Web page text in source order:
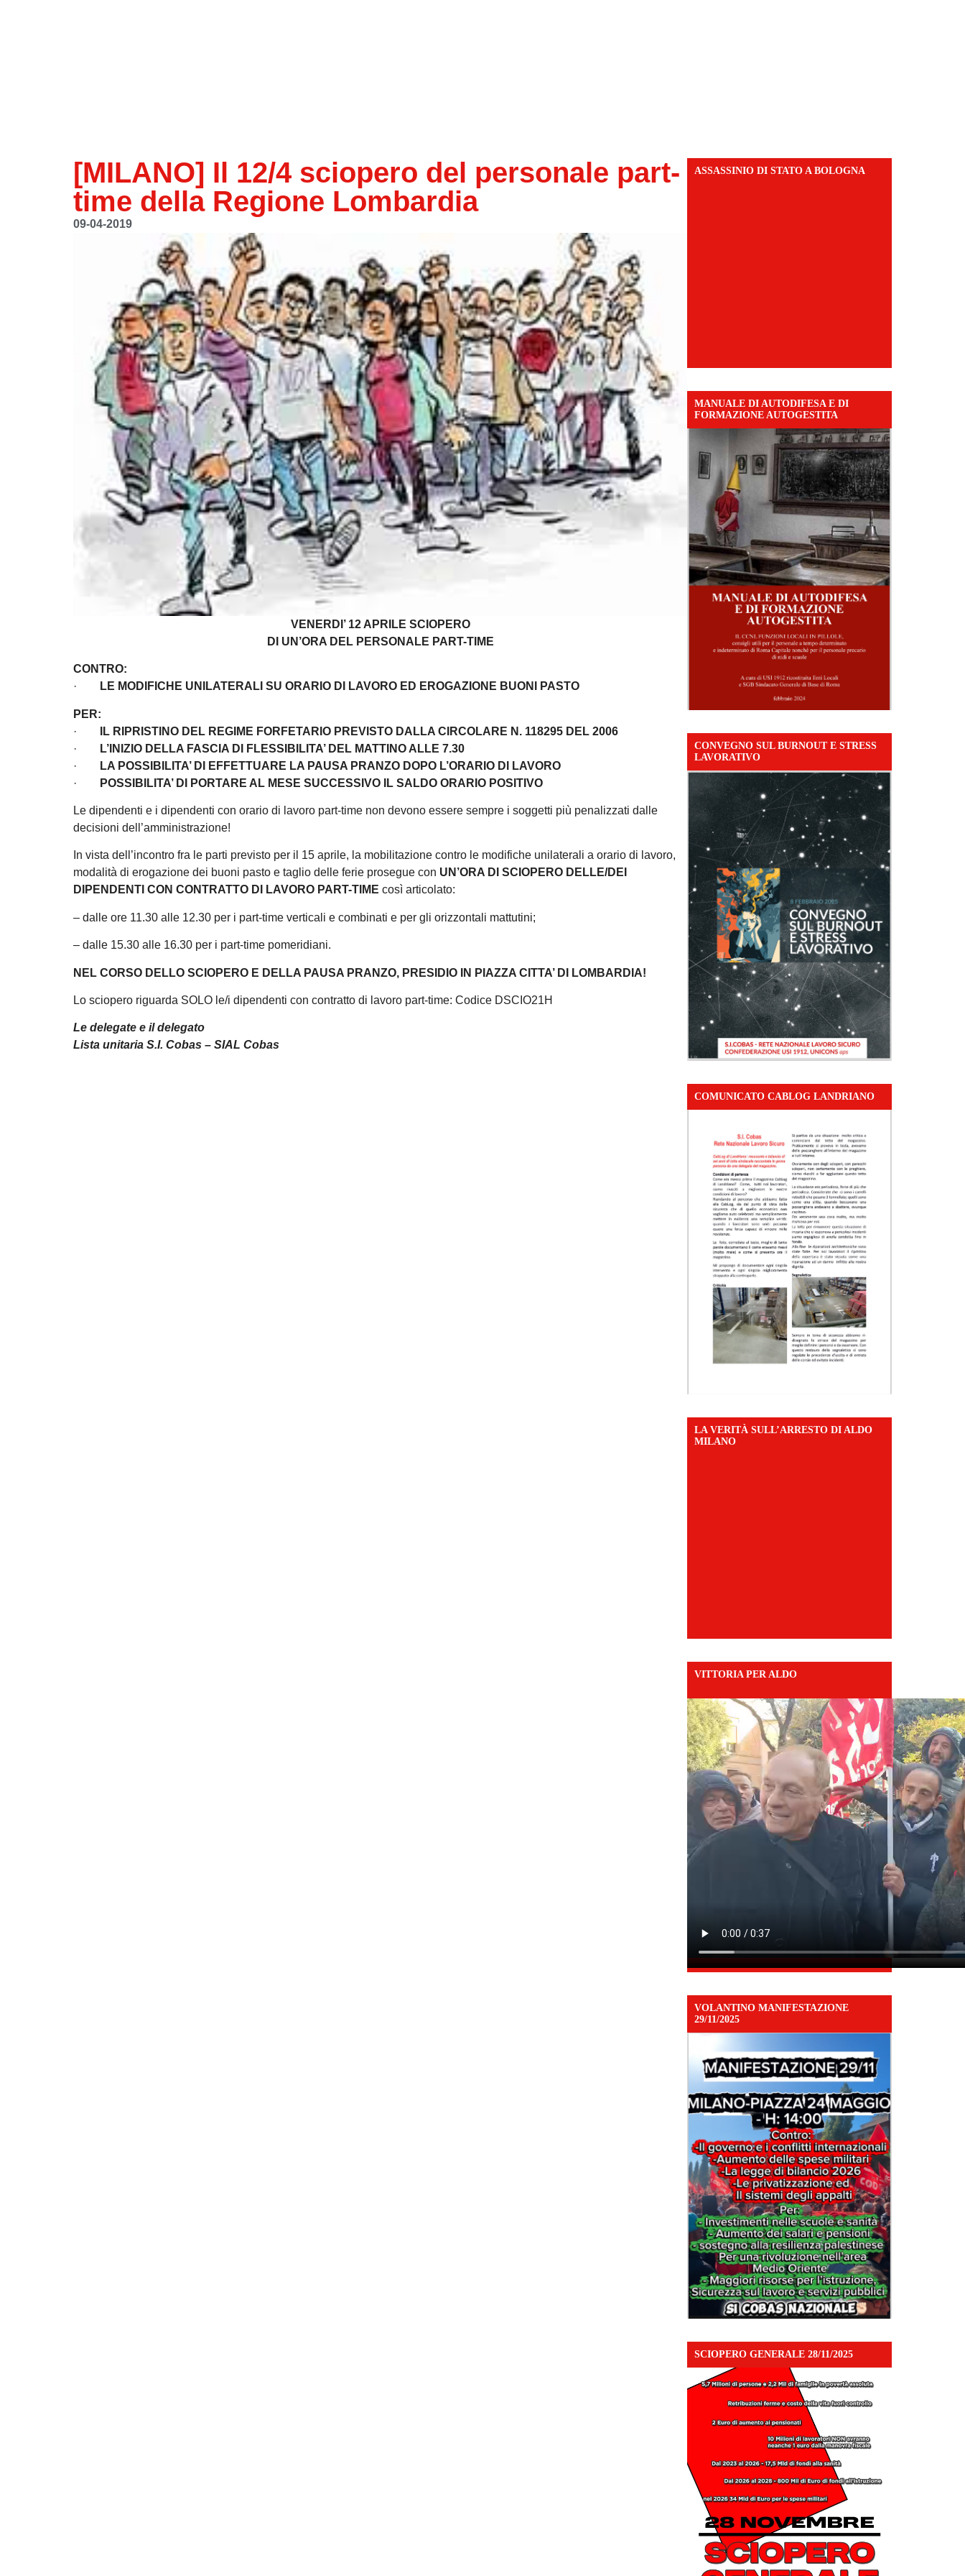
[MILANO] Il 12/4 sciopero del personale part-
time della Regione Lombardia
09-04-2019
VENERDI’ 12 APRILE SCIOPERO
DI UN’ORA DEL PERSONALE PART-TIME
CONTRO:
·
LE MODIFICHE UNILATERALI SU ORARIO DI LAVORO ED EROGAZIONE BUONI PASTO
PER:
·
IL RIPRISTINO DEL REGIME FORFETARIO PREVISTO DALLA CIRCOLARE N. 118295 DEL 2006
·
L’INIZIO DELLA FASCIA DI FLESSIBILITA’ DEL MATTINO ALLE 7.30
·
LA POSSIBILITA’ DI EFFETTUARE LA PAUSA PRANZO DOPO L’ORARIO DI LAVORO
·
POSSIBILITA’ DI PORTARE AL MESE SUCCESSIVO IL SALDO ORARIO POSITIVO
Le dipendenti e i dipendenti con orario di lavoro part-time non devono essere sempre i soggetti più penalizzati dalle
decisioni dell’amministrazione!
In vista dell’incontro fra le parti previsto per il 15 aprile, la mobilitazione contro le modifiche unilaterali a orario di lavoro,
modalità di erogazione dei buoni pasto e taglio delle ferie prosegue con UN’ORA DI SCIOPERO DELLE/DEI
DIPENDENTI CON CONTRATTO DI LAVORO PART-TIME così articolato:
– dalle ore 11.30 alle 12.30 per i part-time verticali e combinati e per gli orizzontali mattutini;
– dalle 15.30 alle 16.30 per i part-time pomeridiani.
NEL CORSO DELLO SCIOPERO E DELLA PAUSA PRANZO, PRESIDIO IN PIAZZA CITTA’ DI LOMBARDIA!
Lo sciopero riguarda SOLO le/i dipendenti con contratto di lavoro part-time: Codice DSCIO21H
Le delegate e il delegato
Lista unitaria S.I. Cobas – SIAL Cobas
ASSASSINIO DI STATO A BOLOGNA
MANUALE DI AUTODIFESA E DI
FORMAZIONE AUTOGESTITA
CONVEGNO SUL BURNOUT E STRESS
LAVORATIVO
COMUNICATO CABLOG LANDRIANO
LA VERITÀ SULL’ARRESTO DI ALDO
MILANO
VITTORIA PER ALDO
VOLANTINO MANIFESTAZIONE
29/11/2025
SCIOPERO GENERALE 28/11/2025